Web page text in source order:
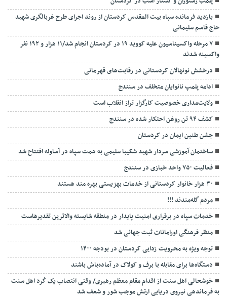
بازدید فرمانده سپاه بیت المقدس کردستان از روند اجرای طرح غربالگری شهید
حاج قاسم سلیمانی
۷ مرحله واکسیناسیون علیه کووید ۱۹ در کردستان انجام شد/۱۱ هزار و ۱۹۲ نفر
واکسینه شدند
درخشش نونهالان کردستانی در رقابت‌های قهرمانی
ادامه پلمپ نانوایان متخلف در سنندج
ولایت‌مداری خصوصیت کارگزار تراز انقلاب است
کشف ۹۴ تن روغن احتکار شده در سنندج
جشن طنین ایمان در کردستان
ساختمان آموزشی سردار شهید شکیبا سلیمی به همت سپاه در آساوله افتتاح شد
فعالیت ۷۵۰ واحد خبازی در سنندج
۳۰ هزار خانوار کردستانی از خدمات بهزیستی بهره مند هستند
مردم گله‌مندند !!!
خدمات سپاه در برقراری امنیت پایدار در منطقه شایسته والاترین تقدیرهاست
منظر فرهنگی اورامانات ثبت جهانی شد
توجه ویژه به محرویت زدایی کردستان در بودجه ۱۴۰۰
دستگاه‌ها برای مقابله با برف و کولاک در آماده‌باش باشند
خوشحالی اهل سنت از اقدام مقام معظم رهبری/ وقتی انتصاب یک کُرد اهل سنت
به فرماندهی نیروی دریایی ارتش موجب شور و شعف شد